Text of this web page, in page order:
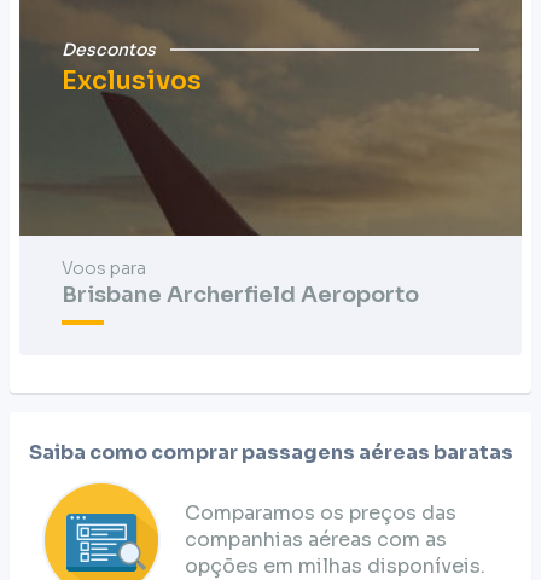
Descontos
Exclusivos
Voos para
Brisbane Archerfield Aeroporto
Saiba como comprar passagens aéreas baratas
Comparamos os preços das
companhias aéreas com as
opções em milhas disponíveis.